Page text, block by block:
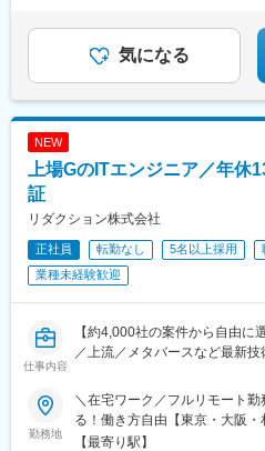
潟駅、新栄町駅(福岡県)、八
市営)、岐阜駅、西宮駅、郡山
駅、東金井駅、宮崎神宮駅、
鹿島神宮駅、新宮中央駅、電
県)、宇宿一丁目駅、萱町六丁
電本社前駅、さくら夙川駅、
道駅(阪神線)
気になる
NEW
上場GのITエンジニア／年休
証
リダクション株式会社
正社員 転勤なし 5名以上採用
業種未経験歓迎
仕事内容
【約4,000社の案件から自由
／上流／メタバースなど最新技
勤務地
＼在宅ワーク／フルリモート
る！働き方自由【東京・大阪
★在宅ワークOK！／希望を考
【最寄り駅】